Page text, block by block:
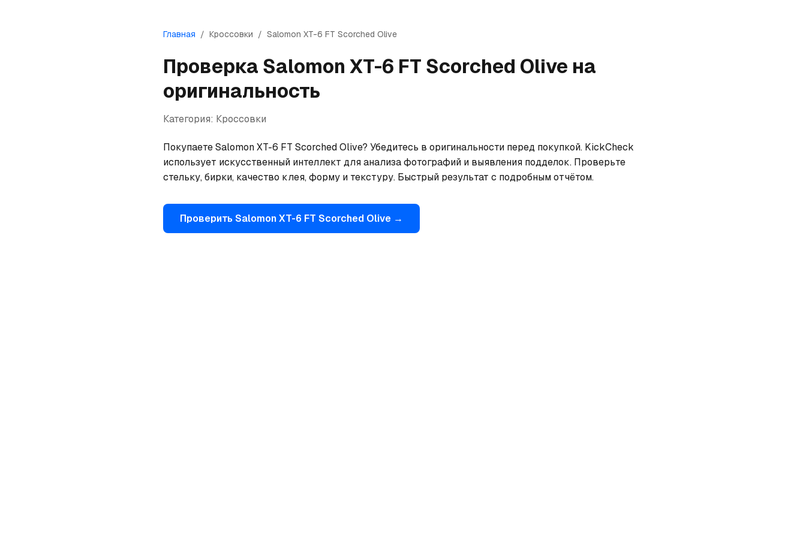
Главная / Кроссовки / Salomon XT-6 FT Scorched Olive
Проверка Salomon XT-6 FT Scorched Olive на
оригинальность
Категория: Кроссовки
Покупаете Salomon XT-6 FT Scorched Olive? Убедитесь в оригинальности перед покупкой. KickCheck
использует искусственный интеллект для анализа фотографий и выявления подделок. Проверьте
стельку, бирки, качество клея, форму и текстуру. Быстрый результат с подробным отчётом.
Проверить SalomonXT-6 FT Scorched Olive →